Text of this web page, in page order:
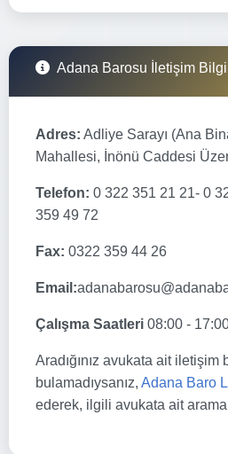
Adana Barosu İletişim
Adres: Adliye Sarayı (Ana
Mahallesi, İnönü Caddesi
Telefon: 0 322 351 21 21- 0
359 49 72
Fax: 0322 359 44 26
Email:
Çalışma Saatleri 08:00 -
Aradığınız avukata ait
bulamadıysanız, Adana Baro
ederek, ilgili avukata ait